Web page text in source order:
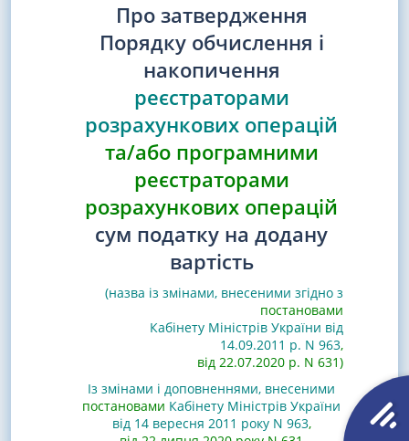
Про затвердження
Порядку обчислення і
накопичення
реєстраторами
розрахункових операцій
та/або програмними
реєстраторами
розрахункових операцій
сум податку на додану
вартість
(назва із змінами, внесеними згідно з
постановами
Кабінету Міністрів України від
14.09.2011 р. N 963,
від 22.07.2020 р. N 631)
Із змінами і доповненнями, внесеними
постановами Кабінету Міністрів України
від 14 вересня 2011 року N 963,